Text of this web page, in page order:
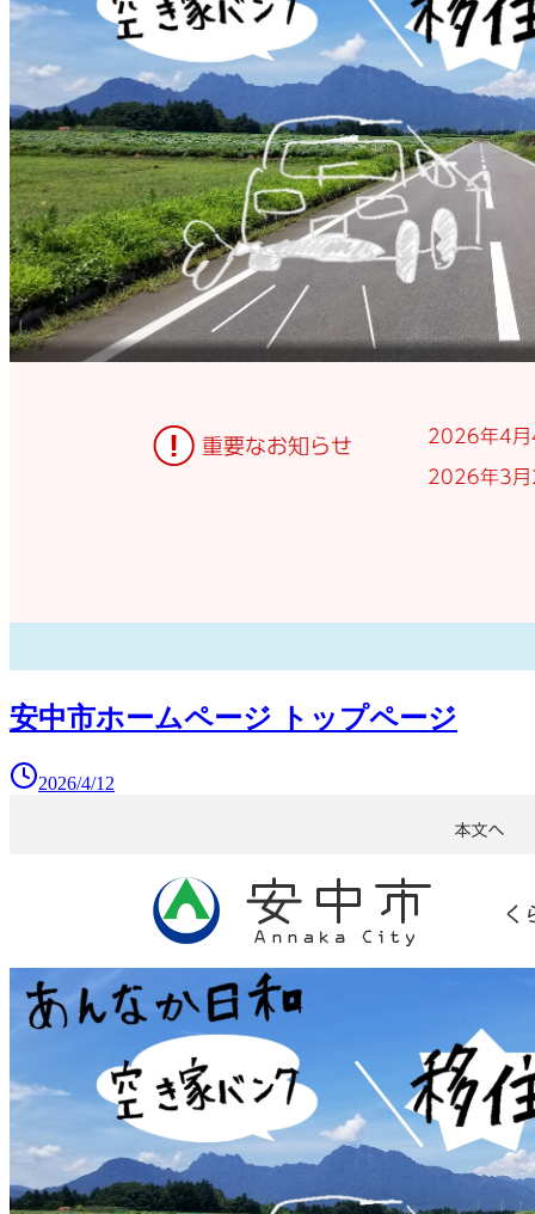
安中市ホームページ トップページ
2026/4/12